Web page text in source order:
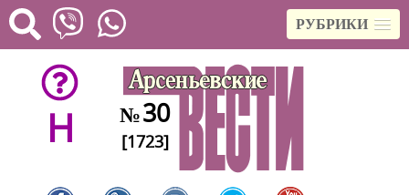
РУБРИКИ
H №30
[1723]